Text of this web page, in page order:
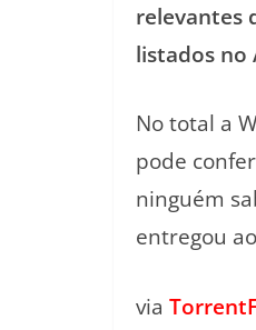
relevantes
listados no
No total a
pode
ninguém
entregou
via